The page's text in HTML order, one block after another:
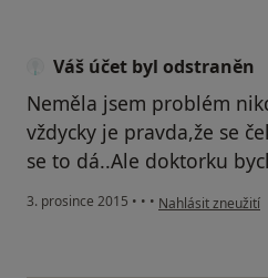
Váš účet byl odstraněn
Neměla jsem problém
vždycky je pravda,že se
se to dá..Ale doktorku
3. prosince 2015 • • • podle názoru
Nahlásit zneužití